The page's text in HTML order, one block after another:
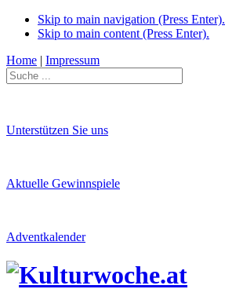
Skip to main navigation (Press Enter).
Skip to main content (Press Enter).
Home | Impressum
Unterstützen Sie uns
Aktuelle Gewinnspiele
Adventkalender